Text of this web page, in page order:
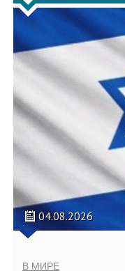
04.08.2026
В МИРЕ